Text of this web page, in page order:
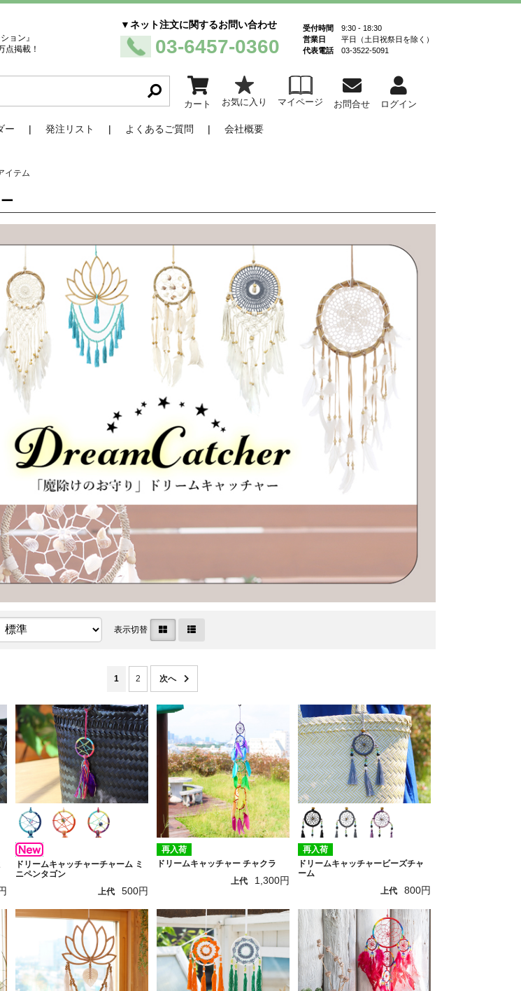
ョン』
点掲載！
▼ネット注文に関するお問い合わせ
03-6457-0360
受付時間 9:30 - 18:30
営業日 平日（土日祝祭日を除く）
代表電話 03-3522-5091
カート お気に入り マイページ お問合せ ログイン
ー 発注リスト よくあるご質問 会社概要
イテム
表示切替
1 2
ドリームキャッチャーチャーム ミ
ニペンタゴン
上代
500円
再入荷
ドリームキャッチャー チャクラ
上代
1,300円
再入荷
ドリームキャッチャービーズチャ
ーム
上代
800円